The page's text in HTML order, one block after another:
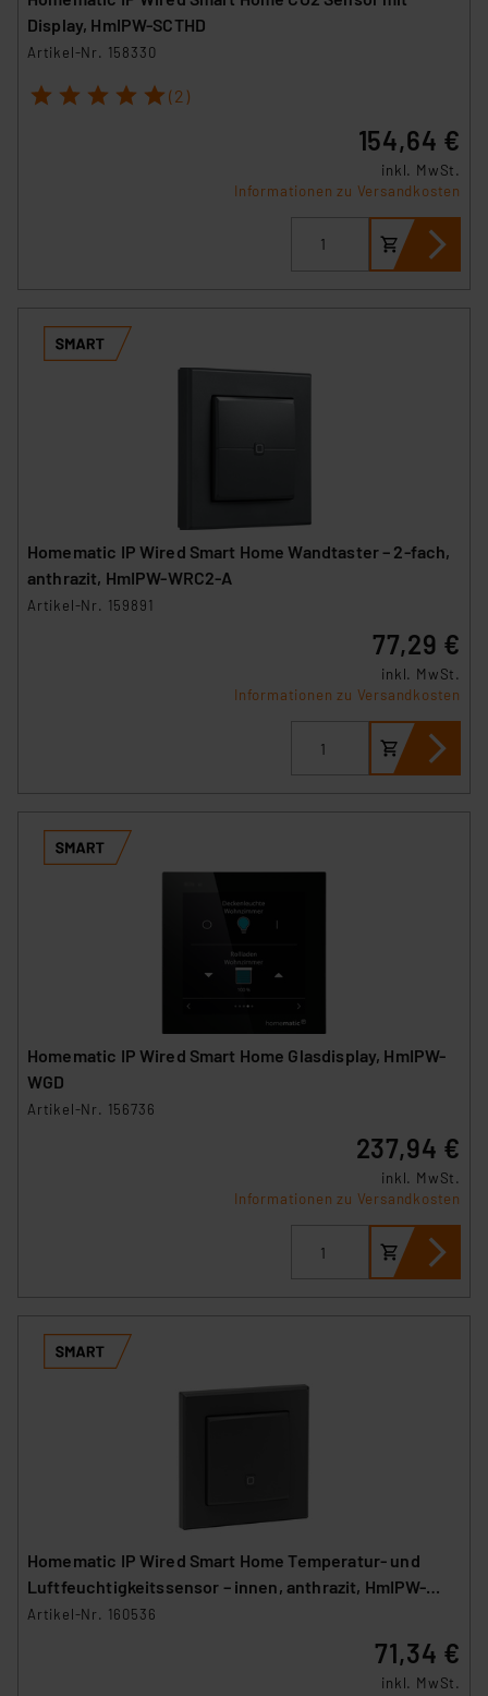
Display, HmIPW-SCTHD
Artikel-Nr. 158330
1 2 3 4 5 (2)
154,64 €
inkl. MwSt.
Informationen zu Versandkosten
Homematic IP Wired Smart Home Wandtaster – 2-fach,
anthrazit, HmIPW-WRC2-A
Artikel-Nr. 159891
77,29 €
inkl. MwSt.
Informationen zu Versandkosten
Homematic IP Wired Smart Home Glasdisplay, HmIPW-
WGD
Artikel-Nr. 156736
237,94 €
inkl. MwSt.
Informationen zu Versandkosten
Homematic IP Wired Smart Home Temperatur- und
Luftfeuchtigkeitssensor – innen, anthrazit, HmIPW-
STH-A
Artikel-Nr. 160536
71,34 €
inkl. MwSt.